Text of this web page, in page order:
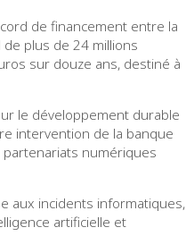
de financement entre la
de plus de 24 millions
sur douze ans, destiné à
le développement durable
intervention de la banque
partenariats numériques
aux incidents informatiques,
artificielle et